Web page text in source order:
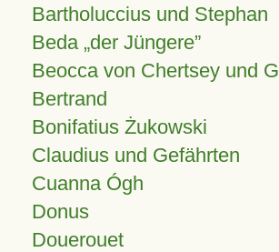
Bartholuccius und Stephan
Beda „der Jüngere”
Beocca von Chertsey und
Bertrand
Bonifatius Żukowski
Claudius und Gefährten
Cuanna Ógh
Donus
Douerouet